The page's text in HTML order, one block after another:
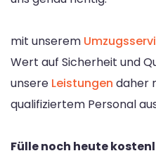
mit unserem
Wert auf Sicherheit und
unsere Leistungen daher
qualifiziertem Personal
Fülle noch heute